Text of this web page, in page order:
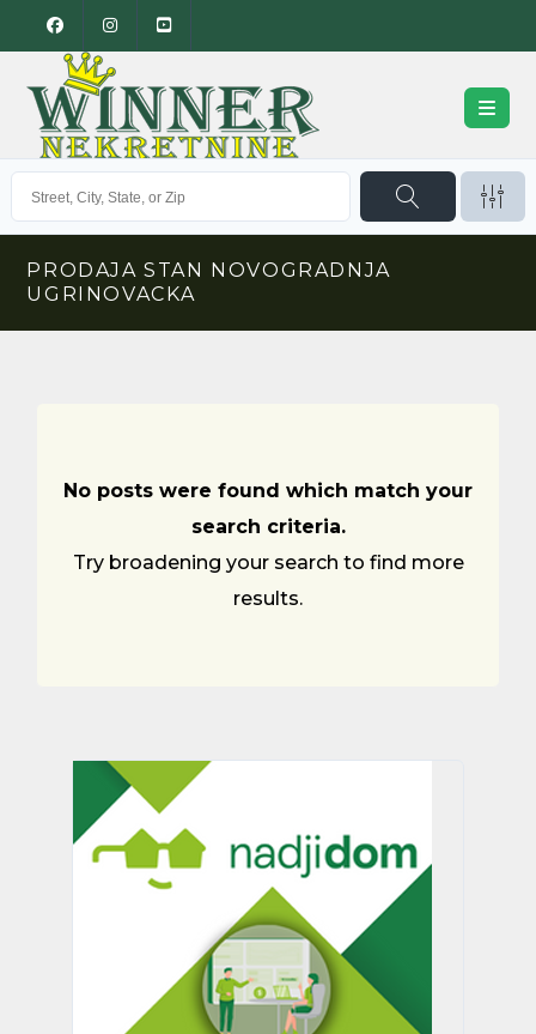
PRODAJA STAN NOVOGRADNJA
UGRINOVACKA
No posts were found which match your
search criteria.
Try broadening your search to find more
results.